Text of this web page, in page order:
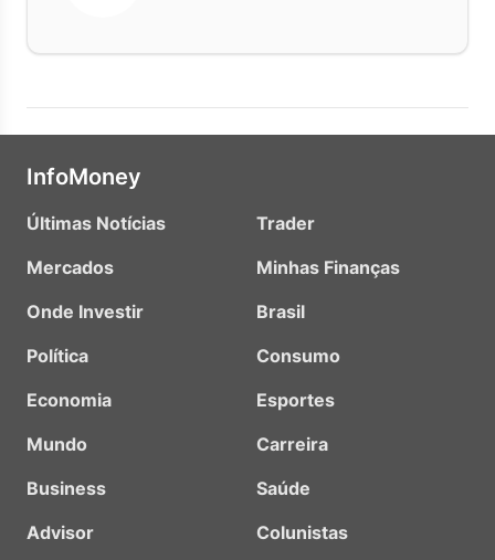
InfoMoney
Últimas Notícias
Mercados
Onde Investir
Política
Economia
Mundo
Business
Advisor
Trader
Minhas Finanças
Brasil
Consumo
Esportes
Carreira
Saúde
Colunistas